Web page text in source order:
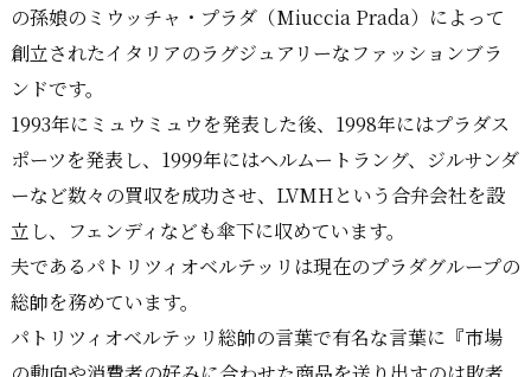
の孫娘のミウッチャ・プラダ（Miuccia Prada）によって
創立されたイタリアのラグジュアリーなファッションブラ
ンドです。
1993年にミュウミュウを発表した後、1998年にはプラダス
ポーツを発表し、1999年にはヘルムートラング、ジルサンダ
ーなど数々の買収を成功させ、LVMHという合弁会社を設
立し、フェンディなども傘下に収めています。
夫であるパトリツィオベルテッリは現在のプラダグループの
総帥を務めています。
パトリツィオベルテッリ総帥の言葉で有名な言葉に『市場